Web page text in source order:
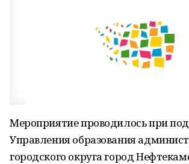
Мероприятие проводилось при
Управления образования
городского округа город